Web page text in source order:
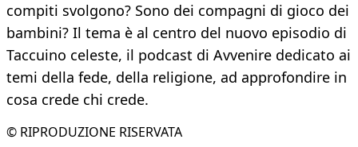
compiti svolgono? Sono dei compagni di gioco dei
bambini? Il tema è al centro del nuovo episodio di
Taccuino celeste, il podcast di Avvenire dedicato ai
temi della fede, della religione, ad approfondire in
cosa crede chi crede.
© RIPRODUZIONE RISERVATA